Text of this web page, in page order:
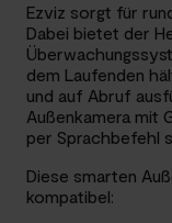
Ezviz sorgt für
Dabei bietet der
dem Laufenden
und auf Abruf
Außenkamera mit
per Sprachbefehl
Diese smarten
kompatibel: